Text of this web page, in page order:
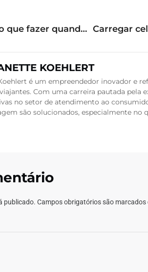
Perda de passaporte: o que fazer quando isso acontece em uma viagem? Carregar
KOEHLERT
é um empreendedor inovador e
Com uma carreira pautada pela
no setor de atendimento ao
são solucionados, especialmente no
publicado. Campos obrigatórios são marcados